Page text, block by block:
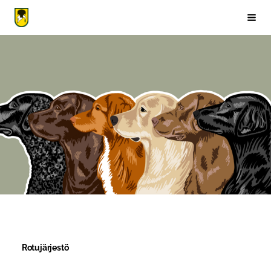
Siirry
sivun
sisältöön
Suomen Noutajakoirajärjestö ry
Rotujärjestö